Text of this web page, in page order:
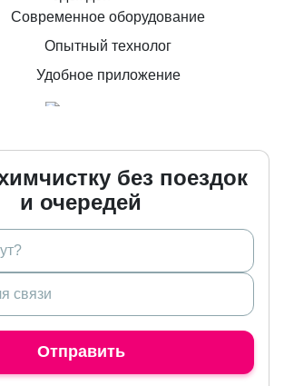
Современное оборудование
Опытный технолог
Удобное приложение
без поездок
и очередей
Отправить